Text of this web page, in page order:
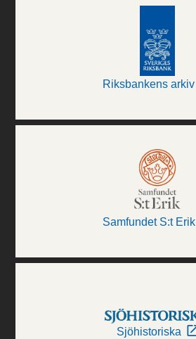
Riksbankens arkiv
Samfundet S:t Erik
Sjöhistoriska